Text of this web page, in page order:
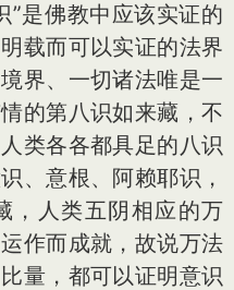
佛教中应该实证的
载而可以实证的法界
界、一切诸法唯是一
的第八识如来藏，不
类各各都具足的八识
、意根、阿赖耶识，
，人类五阴相应的万
作而成就，故说万法
量，都可以证明意识